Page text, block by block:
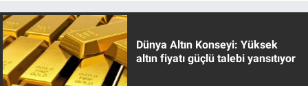
Dünya Altın Konseyi: Yüksek
altın fiyatı güçlü talebi yansıtıyor